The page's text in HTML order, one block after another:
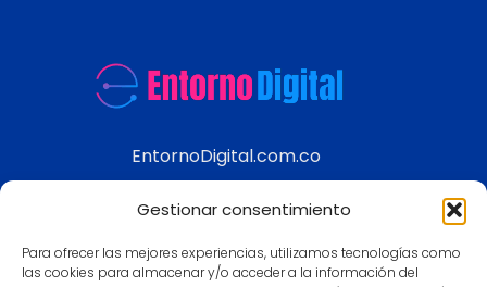
Gestionar consentimiento
Para ofrecer las mejores experiencias, utilizamos tecnologías como
las cookies para almacenar y/o acceder a la información del
EntornoDigital.com.co
modernos
Aviso legal